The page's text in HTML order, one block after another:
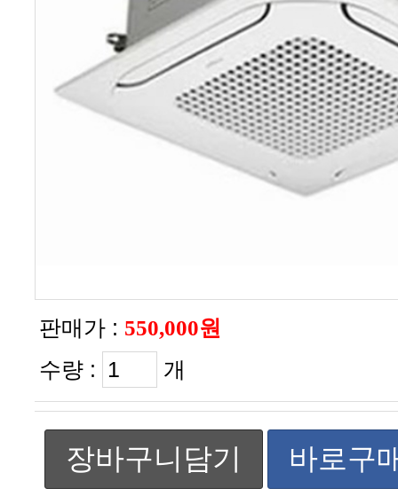
판매가 : 550,000원
수량 : 개
장바구니담기 바로구